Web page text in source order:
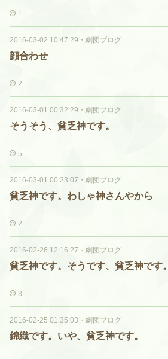
1
2016-03-02 10:47:29 ・ 劇団ブログ
顔合わせ
2
2016-03-01 00:32:29 ・ 劇団ブログ
そうそう、貧乏神です。
5
2016-03-01 00:23:07 ・ 劇団ブログ
貧乏神です。わしゃ神さんやから
2
2016-02-26 12:16:27 ・ 劇団ブログ
貧乏神です。そうです、貧乏神です。
3
2016-02-25 01:35:03 ・ 劇団ブログ
錦織です。いや、貧乏神です。